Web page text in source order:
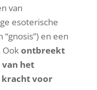
van
esoterische
en een
Ookontbreekt
het
kracht voor